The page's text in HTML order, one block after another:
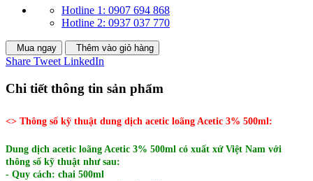
Hotline 1: 0907 694 868
Hotline 2: 0937 037 770
Mua ngay Thêm vào giỏ hàng
Share Tweet LinkedIn
Chi tiết thông tin sản phẩm
<> Thông số kỹ thuật dung dịch acetic loãng Acetic 3% 500ml:
Dung dịch acetic loãng Acetic 3% 500ml có xuất xứ Việt Nam với
thông số kỹ thuật như sau:
- Quy cách: chai 500ml